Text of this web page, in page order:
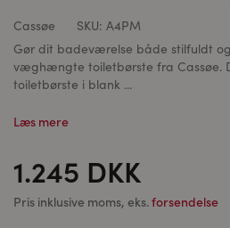
Cassøe SKU: A4PM
Gør dit badeværelse både stilfuldt
væghængte toiletbørste fra Cassøe.
toiletbørste i blank ...
Læs mere
1.245 DKK
Pris inklusive moms, eks.forsendelse